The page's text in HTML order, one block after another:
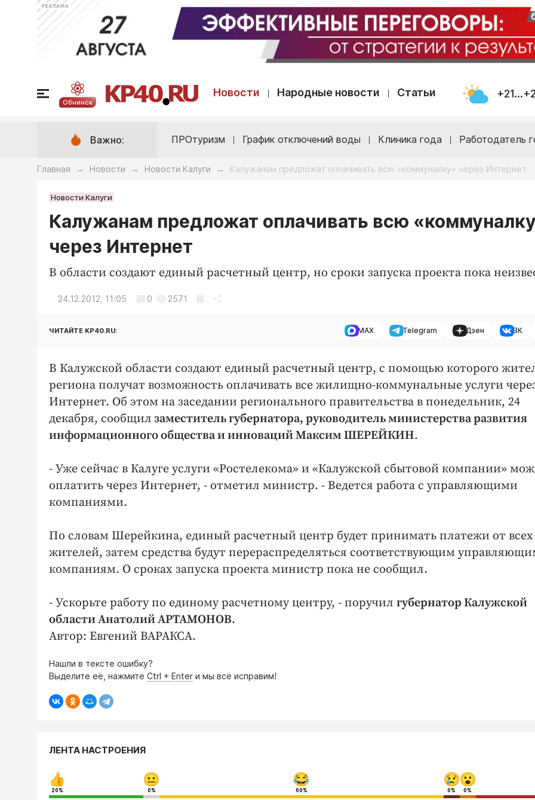
РЕКЛАМА
Обнинск
Новости Народные новости Статьи
Важно: ПРОтуризм График отключений воды Клиника года Работодатель
Главная → Новости → Новости Калуги → Калужанам предложат оплачивать всю «коммуналку» через Интернет
Новости Калуги
Калужанам предложат оплачивать всю
через Интернет
В области создают единый расчетный центр, но сроки запуска проекта пока
24.12.2012, 11:05 0 2571
ЧИТАЙТЕ KP40.RU: MAX Telegram Дзен ВК
В Калужской области создают единый расчетный центр, с помощью которого
региона получат возможность оплачивать все жилищно-коммунальные услуги
Интернет. Об этом на заседании регионального правительства в понедельник, 24
декабря, сообщил заместитель губернатора, руководитель министерства развития
информационного общества и инноваций Максим ШЕРЕЙКИН.
- Уже сейчас в Калуге услуги «Ростелекома» и «Калужской сбытовой компании»
оплатить через Интернет, - отметил министр. - Ведется работа с управляющими
компаниями.
По словам Шерейкина, единый расчетный центр будет принимать платежи от всех
жителей, затем средства будут перераспределяться соответствующим
компаниям. О сроках запуска проекта министр пока не сообщил.
- Ускорьте работу по единому расчетному центру, - поручил губернатор Калужской
области Анатолий АРТАМОНОВ.
Автор: Евгений ВАРАКСА.
Нашли в тексте ошибку?
Выделите её, нажмите Ctrl + Enter и мы всё исправим!
ЛЕНТА НАСТРОЕНИЯ
20% 0% 60% 0% 0%